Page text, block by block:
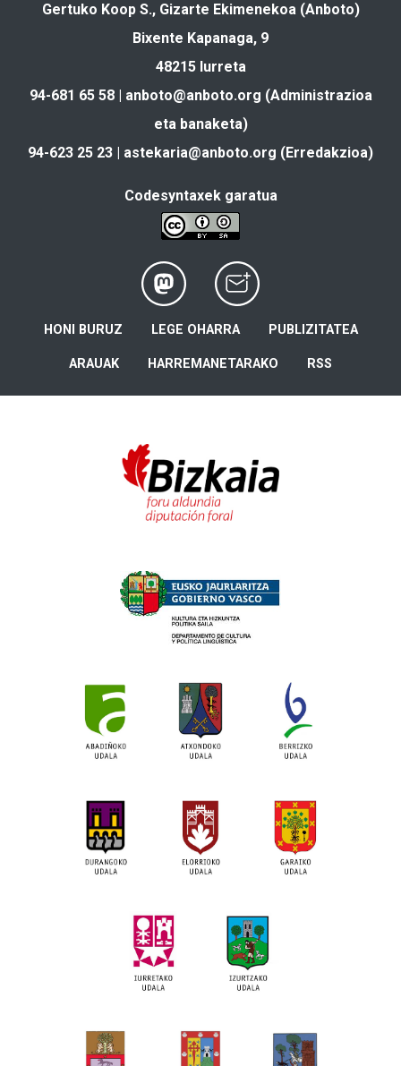
Gertuko Koop S., Gizarte Ekimenekoa (Anboto)
Bixente Kapanaga, 9
48215 Iurreta
94-681 65 58 | anboto@anboto.org (Administrazioa
eta banaketa)
94-623 25 23 | astekaria@anboto.org (Erredakzioa)
Codesyntaxek garatua
HONI BURUZ LEGE OHARRA PUBLIZITATEA
ARAUAK HARREMANETARAKO RSS